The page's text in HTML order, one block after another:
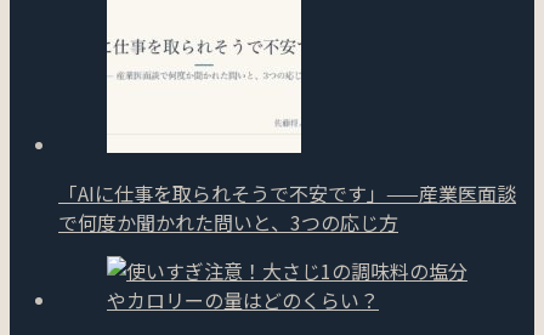
「AIに仕事を取られそうで不安です」——産業医面談
で何度か聞かれた問いと、3つの応じ方